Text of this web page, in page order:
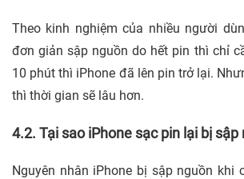
Theo kinh nghiệm của nhiều người
đơn giản sập nguồn do hết pin thì chỉ
10 phút thì iPhone đã lên pin trở lại.
thì thời gian sẽ lâu hơn.
4.2. Tại sao iPhone sạc pin lại bị sập
Nguyên nhân iPhone bị sập nguồn khi